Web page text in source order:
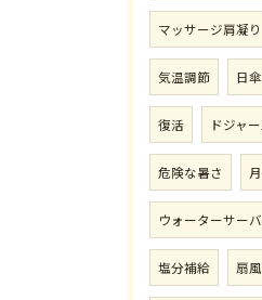
マッサージ肩凝り
気温調節 日傘
復活 ドジャー
危険な暑さ
ウォーターサー
塩分補給 扇